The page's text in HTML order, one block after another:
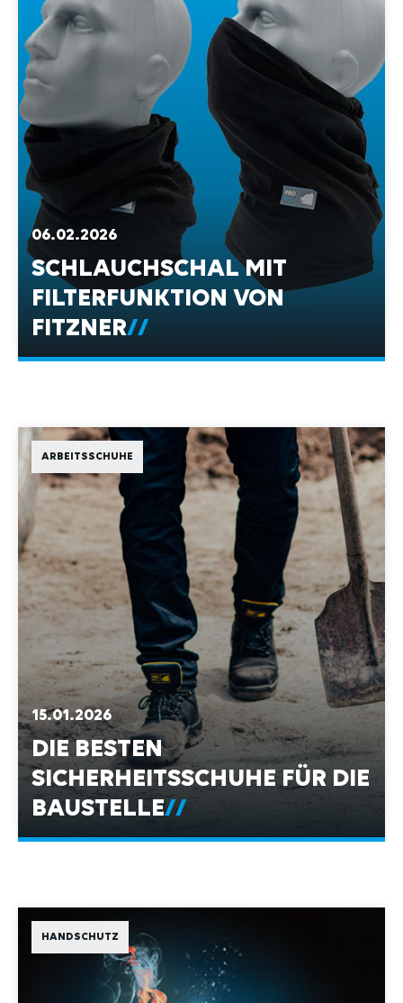
06.02.2026
SCHLAUCHSCHAL MIT
FILTERFUNKTION VON
FITZNER
ARBEITSSCHUHE
15.01.2026
DIE BESTEN
SICHERHEITSSCHUHE FÜR DIE
BAUSTELLE